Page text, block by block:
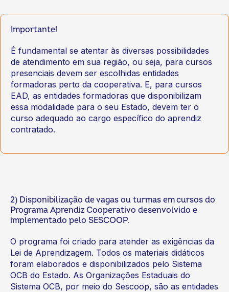
Importante!
É fundamental se atentar às diversas possibilidades
de atendimento em sua região, ou seja, para cursos
presenciais devem ser escolhidas entidades
formadoras perto da cooperativa. E, para cursos
EAD, as entidades formadoras que disponibilizam
essa modalidade para o seu Estado, devem ter o
curso adequado ao cargo específico do aprendiz
contratado.
2) Disponibilização de vagas ou turmas em cursos do
Programa Aprendiz Cooperativo desenvolvido e
implementado pelo SESCOOP.
O programa foi criado para atender as exigências da
Lei de Aprendizagem. Todos os materiais didáticos
foram elaborados e disponibilizados pelo Sistema
OCB do Estado. As Organizações Estaduais do
Sistema OCB, por meio do Sescoop, são as entidades